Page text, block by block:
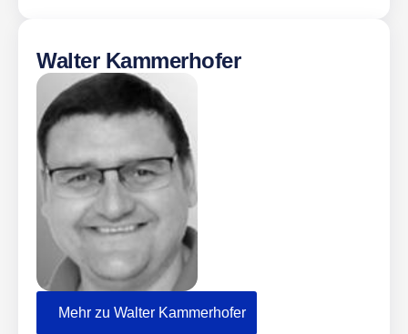
Walter Kammerhofer
Mehr zu Walter Kammerhofer